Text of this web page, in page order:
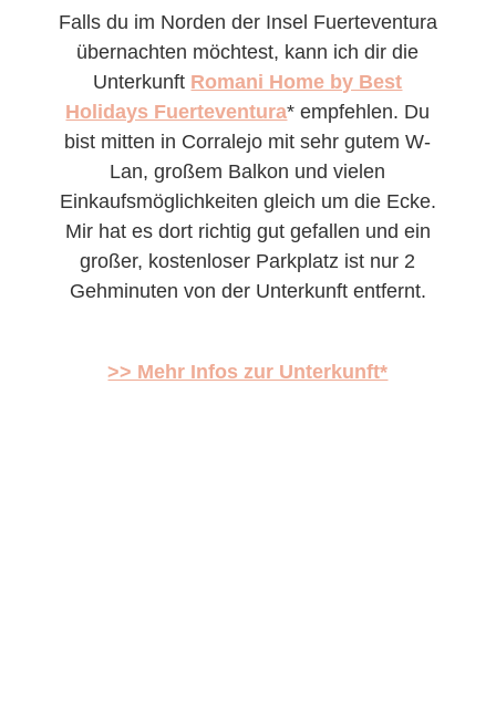
Falls du im Norden der Insel Fuerteventura
übernachten möchtest, kann ich dir die
Unterkunft Romani Home by Best
Holidays Fuerteventura* empfehlen. Du
bist mitten in Corralejo mit sehr gutem W-
Lan, großem Balkon und vielen
Einkaufsmöglichkeiten gleich um die Ecke.
Mir hat es dort richtig gut gefallen und ein
großer, kostenloser Parkplatz ist nur 2
Gehminuten von der Unterkunft entfernt.
>> Mehr Infos zur Unterkunft*